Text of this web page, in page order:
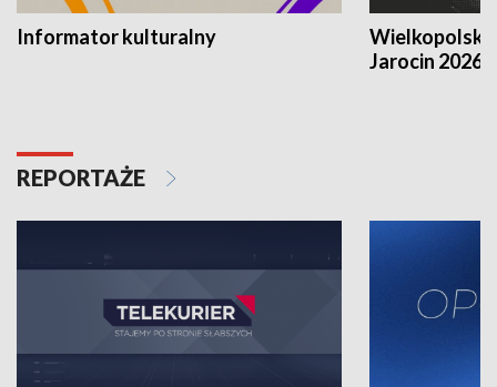
Informator kulturalny
Jarocin 2026
REPORTAŻE